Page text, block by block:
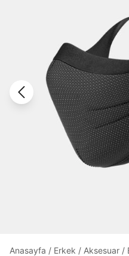
Şifremi Unuttum
Under Armour'da
Üye
Anasayfa / Erkek / Aksesuar /
Giriş